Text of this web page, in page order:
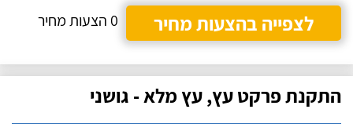
לצפייה בהצעות מחיר
0 הצעות מחיר
התקנת פרקט עץ, עץ מלא - גושני